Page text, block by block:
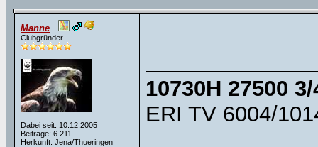
Manne
Clubgründer
Dabei seit: 10.12.2005
Beiträge: 6.211
Herkunft: Jena/Thueringen
10730H 27500 3/
ERI TV 6004/